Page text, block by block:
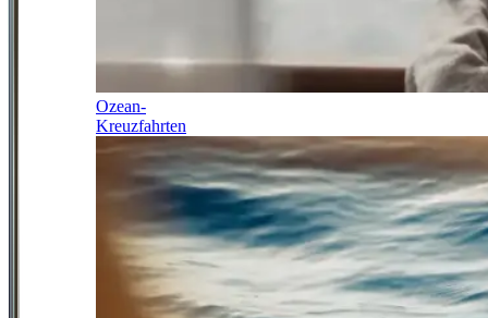
Ozean-
Kreuzfahrten